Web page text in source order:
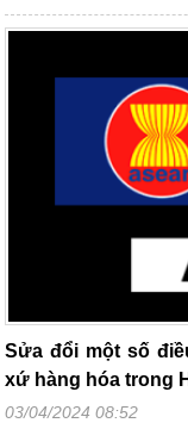
Sửa đổi một số
xứ hàng hóa trong
03/04/2024 08:52